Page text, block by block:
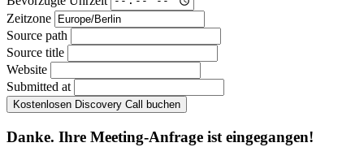
Zeitzone
Source path
Source title
Website
Submitted at
Kostenlosen Discovery Call buchen
Danke. Ihre Meeting-Anfrage ist eingegangen!